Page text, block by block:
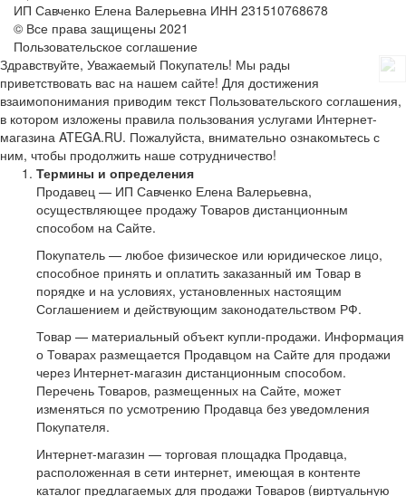
ИП Савченко Елена Валерьевна ИНН 231510768678
© Все права защищены 2021
Пользовательское соглашение
Здравствуйте, Уважаемый Покупатель! Мы рады
приветствовать вас на нашем сайте! Для достижения
взаимопонимания приводим текст Пользовательского соглашения,
в котором изложены правила пользования услугами Интернет-
магазина ATEGA.RU. Пожалуйста, внимательно ознакомьтесь с
ним, чтобы продолжить наше сотрудничество!
Термины и определения
Продавец — ИП Савченко Елена Валерьевна,
осуществляющее продажу Товаров дистанционным
способом на Сайте.
Покупатель — любое физическое или юридическое лицо,
способное принять и оплатить заказанный им Товар в
порядке и на условиях, установленных настоящим
Соглашением и действующим законодательством РФ.
Товар — материальный объект купли-продажи. Информация
о Товарах размещается Продавцом на Сайте для продажи
через Интернет-магазин дистанционным способом.
Перечень Товаров, размещенных на Сайте, может
изменяться по усмотрению Продавца без уведомления
Покупателя.
Интернет-магазин — торговая площадка Продавца,
расположенная в сети интернет, имеющая в контенте
каталог предлагаемых для продажи Товаров (виртуальную